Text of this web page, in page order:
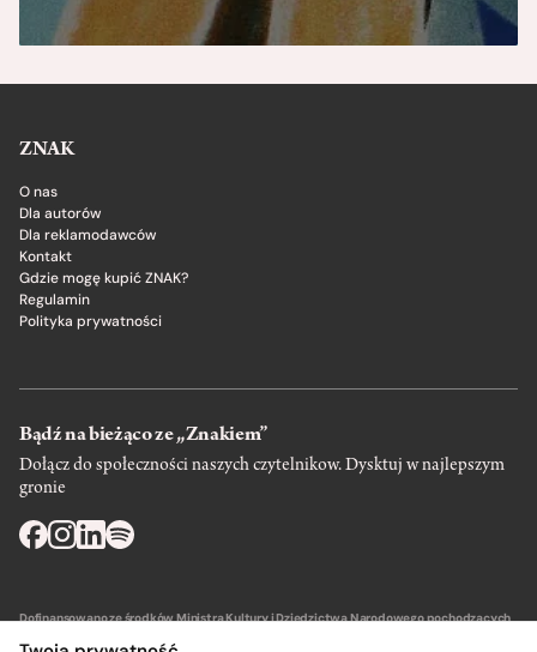
ZNAK
O nas
Dla autorów
Dla reklamodawców
Kontakt
Gdzie mogę kupić ZNAK?
Regulamin
Polityka prywatności
Bądź na bieżąco ze „Znakiem”
Dołącz do społeczności naszych czytelnikow. Dysktuj w najlepszym
gronie
Dofinansowano ze środków Ministra Kultury i Dziedzictwa Narodowego pochodzących